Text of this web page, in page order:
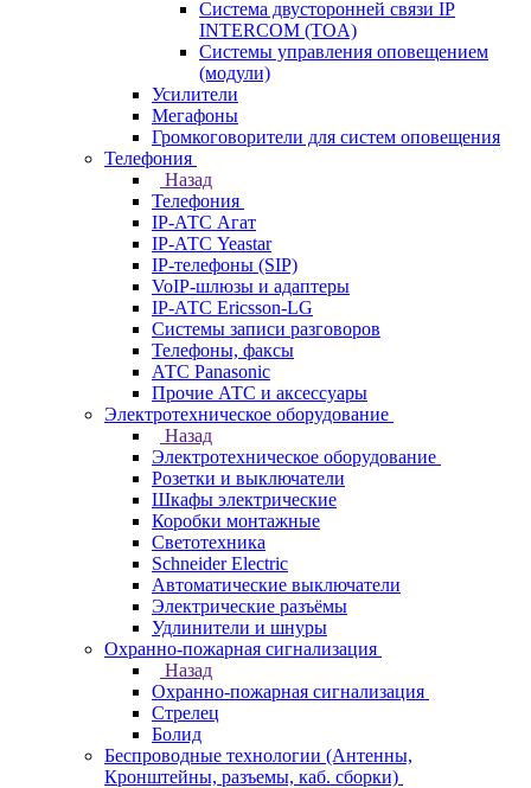
Система двусторонней связи IP
INTERCOM (TOA)
Системы управления оповещением
(модули)
Усилители
Мегафоны
Громкоговорители для систем оповещения
Телефония
Назад
Телефония
IP-АТС Агат
IP-АТС Yeastar
IP-телефоны (SIP)
VoIP-шлюзы и адаптеры
IP-АТС Ericsson-LG
Системы записи разговоров
Телефоны, факсы
АТС Panasonic
Прочие АТС и аксессуары
Электротехническое оборудование
Назад
Электротехническое оборудование
Розетки и выключатели
Шкафы электрические
Коробки монтажные
Светотехника
Schneider Electric
Автоматические выключатели
Электрические разъёмы
Удлинители и шнуры
Охранно-пожарная сигнализация
Назад
Охранно-пожарная сигнализация
Стрелец
Болид
Беспроводные технологии (Антенны,
Кронштейны, разъемы, каб. сборки)